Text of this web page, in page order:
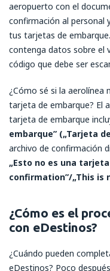
aeropuerto con el
confirmación al personal
tus tarjetas de
contenga datos sobre el
código que debe ser
¿Cómo sé si la aerolínea
tarjeta de embarque? El
tarjeta de embarque
embarque” („Tarjeta
archivo de confirmación
„Esto no es una
confirmation”/„This is
¿Cómo es el
con eDestinos?
¿Cuándo pueden
eDestinos? Poco